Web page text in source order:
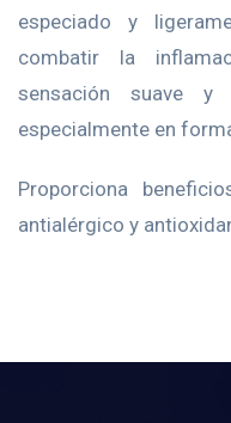
especiado y
combatir la
sensación suave y
especialmente en
Proporciona
antialérgico y